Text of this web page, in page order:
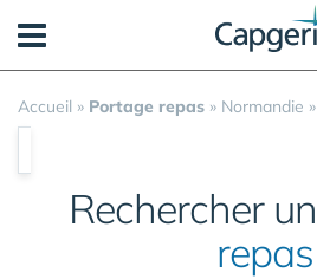
Accueil » Portage repas » Normandie »
Rechercher un
repas